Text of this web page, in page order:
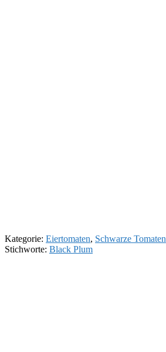
Kategorie: Eiertomaten, Schwarze Tomaten
Stichworte: Black Plum